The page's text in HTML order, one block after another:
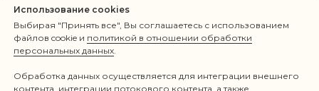
Использование cookies
Выбирая "Принять все", Вы соглашаетесь с использованием
файлов cookie и политикой в отношении обработки
персональных данных
Обработка данных осуществляется для интеграции внешнего
контента, интеграции потокового контента, а также